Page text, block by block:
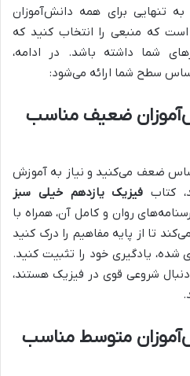
تنهایی برای همه دانش‌آموزان
که منبعی را انتخاب کنید که
شما داشته باشد. در ادامه،
اساس سطح شما ارائه می‌شود:
ضعیف مناسب
ضعف می‌کنید و نیاز به آموزش
کتاب فیزیک یازدهم خیلی سبز
روان و کامل آن، همراه با
تا از پایه مفاهیم را درک کنید
یادگیری خود را تثبیت کنید.
دنبال شروعی قوی در فیزیک هستند،
متوسط مناسب